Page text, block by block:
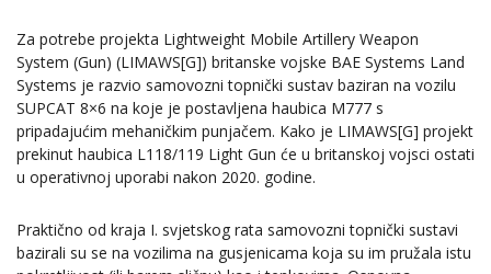
Za potrebe projekta Lightweight Mobile Artillery Weapon
System (Gun) (LIMAWS[G]) britanske vojske BAE Systems Land
Systems je razvio samovozni topnički sustav baziran na vozilu
SUPCAT 8×6 na koje je postavljena haubica M777 s
pripadajućim mehaničkim punjačem. Kako je LIMAWS[G] projekt
prekinut haubica L118/119 Light Gun će u britanskoj vojsci ostati
u operativnoj uporabi nakon 2020. godine.
Praktično od kraja I. svjetskog rata samovozni topnički sustavi
bazirali su se na vozilima na gusjenicama koja su im pružala istu